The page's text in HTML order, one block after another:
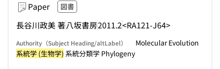
Paper 図書
長谷川政美 著八坂書房2011.2<RA121-J64>
Authority（Subject Heading/altLabel）
Molecular Evolution
系統学 (生物学) 系統分類学 Phylogeny